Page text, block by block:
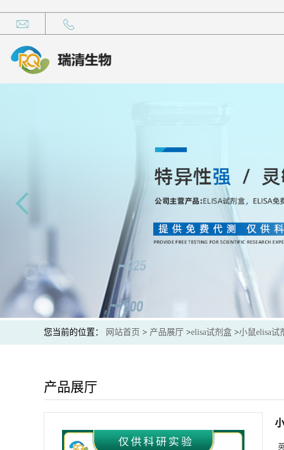
您当前的位置： 网站首页 > 产品展厅 >elisa试剂盒 >小鼠elisa试
产品展厅